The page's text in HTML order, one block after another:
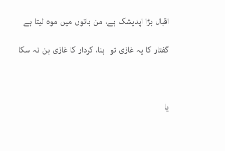
اقبال بڑا اپدیشک ہے، من باتوں میں موہ لیتا ہے
گفتار کا یہ غازی تو بنا، کردار کا غازی بن نہ سکا
یا